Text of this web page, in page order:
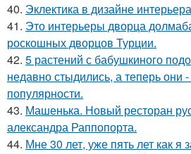
40. Эклектика в дизайне
41. Это интерьеры дворца
роскошных дворцов Турции.
42. 5 растений с бабушкиного
недавно стыдились, а теперь они
популярности.
43. Машенька. Новый ресторан
александра Раппопорта.
44. Мне 30 лет, уже пять лет как я